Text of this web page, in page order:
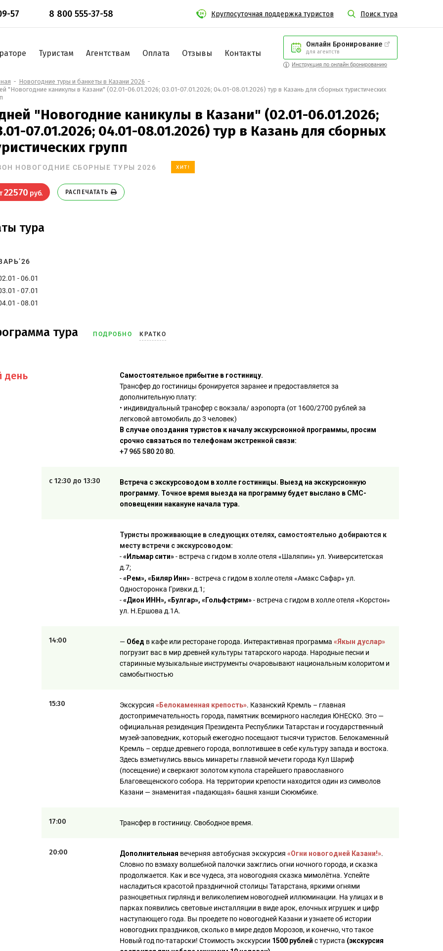
57 8 800 555-37-58 Круглосуточная поддержка туристов Поиск тура
Туристам Агентствам Оплата Отзывы Контакты
Онлайн Бронирование
для агентств
Инструкция по онлайн бронированию
Новогодние туры и банкеты в Казани 2026
"Новогодние каникулы в Казани" (02.01-06.01.2026; 03.01-07.01.2026; 04.01-08.01.2026) тур в Казань для сборных туристических
"Новогодние каникулы в Казани" (02.01-06.01.2026;
07.01.2026; 04.01-08.01.2026) тур в Казань для сборных
групп
НОВОГОДНИЕ СБОРНЫЕ ТУРЫ 2026 ХИТ!
22570 руб. РАСПЕЧАТАТЬ
тура
- 06.01
- 07.01
- 08.01
тура ПОДРОБНО КРАТКО
день
Самостоятельное прибытие в гостиницу.
Трансфер до гостиницы бронируется заранее и предоставляется за
дополнительную плату:
• индивидуальный трансфер с вокзала/ аэропорта (от 1600/2700 рублей за
легковой автомобиль до 3 человек)
В случае опоздания туристов к началу экскурсионной программы, просим
срочно связаться по телефонам экстренной связи:
+7 965 580 20 80.
с 12:30 до 13:30
Встреча с экскурсоводом в холле гостиницы. Выезд на экскурсионную
программу. Точное время выезда на программу будет выслано в СМС-
оповещении накануне начала тура.
Туристы проживающие в следующих отелях, самостоятельно добираются к
месту встречи с экскурсоводом:
-«Ильмар сити»- встреча с гидом в холле отеля «Шаляпин» ул. Университетская
д.7;
-«Рем», «Биляр Инн»- встреча с гидом в холле отеля «Амакс Сафар» ул.
Односторонка Гривки д.1;
-«Дион ИНН», «Булгар», «Гольфстрим»- встреча с гидом в холле отеля «Корстон»
ул. Н.Ершова д.1А.
14:00 — Обед в кафе или ресторане города. Интерактивная программа «Якын дуслар»
погрузит вас в мир древней культуры татарского народа. Народные песни и
старинные музыкальные инструменты очаровывают национальным колоритом и
самобытностью
15:30 Экскурсия «Белокаменная крепость». Казанский Кремль – главная
достопримечательность города, памятник всемирного наследия ЮНЕСКО. Это —
официальная резиденция Президента Республики Татарстан и государственный
музей-заповедник, который ежегодно посещают тысячи туристов. Белокаменный
Кремль – сердце древнего города, воплотившее в себе культуру запада и востока.
Здесь взметнулись ввысь минареты главной мечети города Кул Шариф
(посещение) и сверкают золотом купола старейшего православного
Благовещенского собора. На территории крепости находится один из символов
Казани — знаменитая «падающая» башня ханши Сююмбике.
17:00 Трансфер в гостиницу. Свободное время.
20:00 Дополнительная вечерняя автобусная экскурсия «Огни новогодней Казани!».
Словно по взмаху волшебной палочки зажглись огни ночного города, и сказка
продолжается. Как и все чудеса, эта новогодняя сказка мимолётна. Успейте
насладиться красотой праздничной столицы Татарстана, яркими огнями
разноцветных гирлянд и великолепием новогодней иллюминации. На улицах и в
парках появились световые инсталляции в виде арок, елочных игрушек и цифр
наступающего года. Вы проедете по новогодней Казани и узнаете об истории
новогодних праздников, сколько в мире дедов Морозов, и конечно, что такое
Новый год по-татарски! Стоимость экскурсии 1500 рублей с туриста (экскурсия